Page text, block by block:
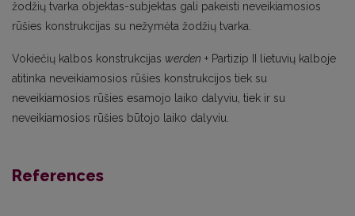
žodžių tvarka objektas-subjektas gali pakeisti neveikiamosios
rūšies konstrukcijas su nežymėta žodžių tvarka.
Vokiečių kalbos konstrukcijas werden + Partizip II lietuvių kalboje
atitinka neveikiamosios rūšies konstrukcijos tiek su
neveikiamosios rūšies esamojo laiko dalyviu, tiek ir su
neveikiamosios rūšies būtojo laiko dalyviu.
References